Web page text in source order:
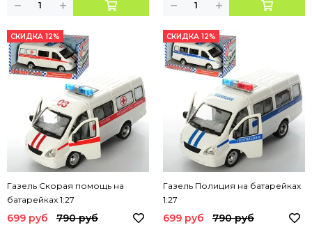
СКИДКА 12%
Газель Скорая помощь на
батарейках 1:27
699 руб 790 руб
СКИДКА 12%
Газель Полиция на батарейках
1:27
699 руб 790 руб